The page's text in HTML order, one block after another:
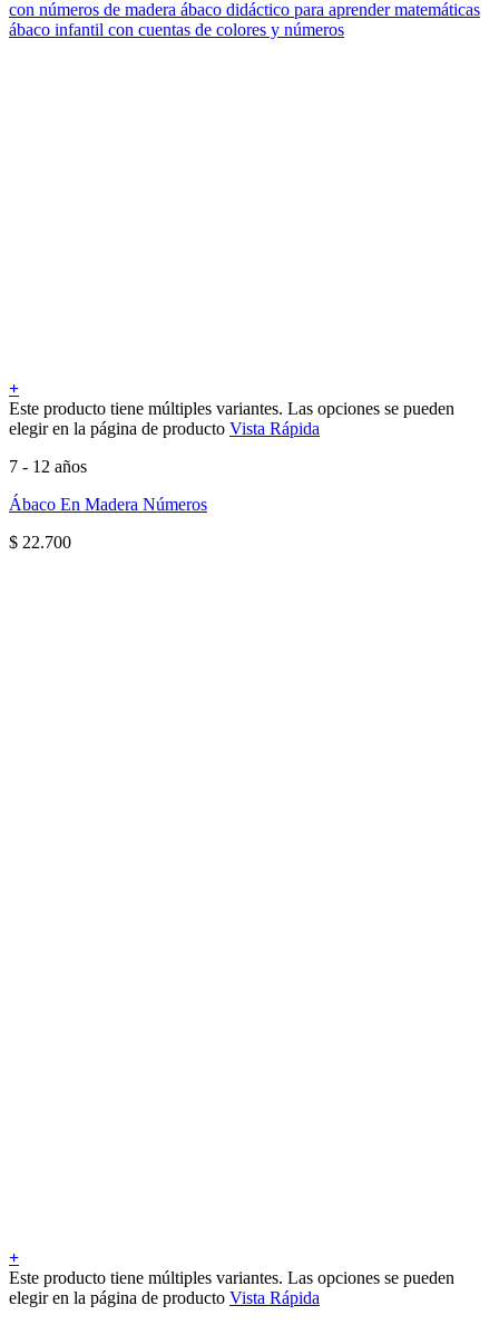
+
Este producto tiene múltiples variantes. Las opciones se pueden
elegir en la página de producto Vista Rápida
7 - 12 años
Ábaco En Madera Números
$ 22.700
+
Este producto tiene múltiples variantes. Las opciones se pueden
elegir en la página de producto Vista Rápida